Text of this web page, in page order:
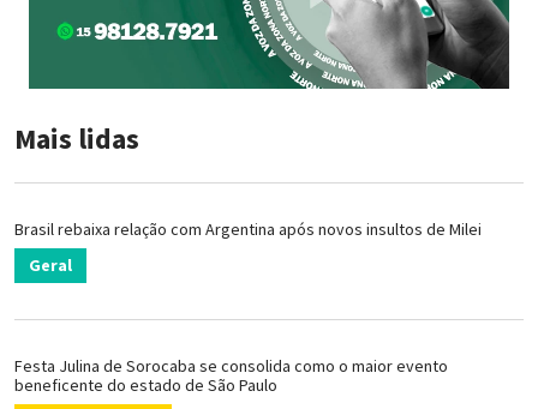
Mais lidas
Brasil rebaixa relação com Argentina após novos insultos de Milei
Geral
Festa Julina de Sorocaba se consolida como o maior evento
beneficente do estado de São Paulo